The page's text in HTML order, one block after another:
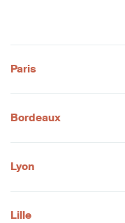
Paris
Bordeaux
Lyon
Lille